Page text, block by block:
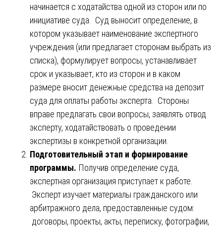
начинается с ходатайства одной из сторон или по
инициативе суда. Суд выносит определение, в
котором указывает наименование экспертного
учреждения (или предлагает сторонам выбрать из
списка), формулирует вопросы, устанавливает
срок и указывает, кто из сторон и в каком
размере вносит денежные средства на депозит
суда для оплаты работы эксперта. Стороны
вправе предлагать свои вопросы, заявлять отвод
эксперту, ходатайствовать о проведении
экспертизы в конкретной организации.
Подготовительный этап и формирование
программы. Получив определение суда,
экспертная организация приступает к работе.
Эксперт изучает материалы гражданского или
арбитражного дела, предоставленные судом:
договоры, проекты, акты, переписку, фотографии,